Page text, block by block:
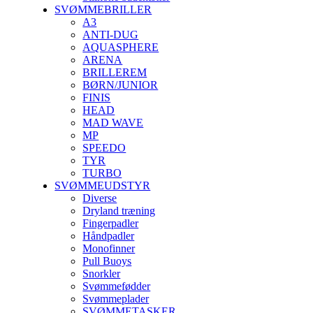
SVØMMEBRILLER
A3
ANTI-DUG
AQUASPHERE
ARENA
BRILLEREM
BØRN/JUNIOR
FINIS
HEAD
MAD WAVE
MP
SPEEDO
TYR
TURBO
SVØMMEUDSTYR
Diverse
Dryland træning
Fingerpadler
Håndpadler
Monofinner
Pull Buoys
Snorkler
Svømmefødder
Svømmeplader